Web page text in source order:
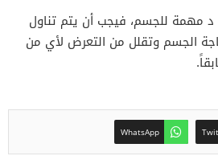
د مهمة للجسم، فيجب أن يتم تناول
الجسم وتقلل من التعرض لأي من
WhatsApp